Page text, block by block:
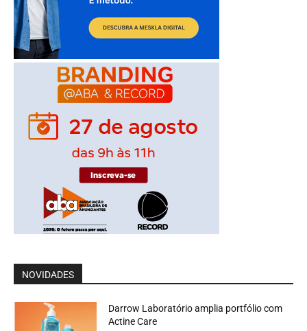
NOVIDADES
Darrow Laboratório amplia portfólio com
Actine Care